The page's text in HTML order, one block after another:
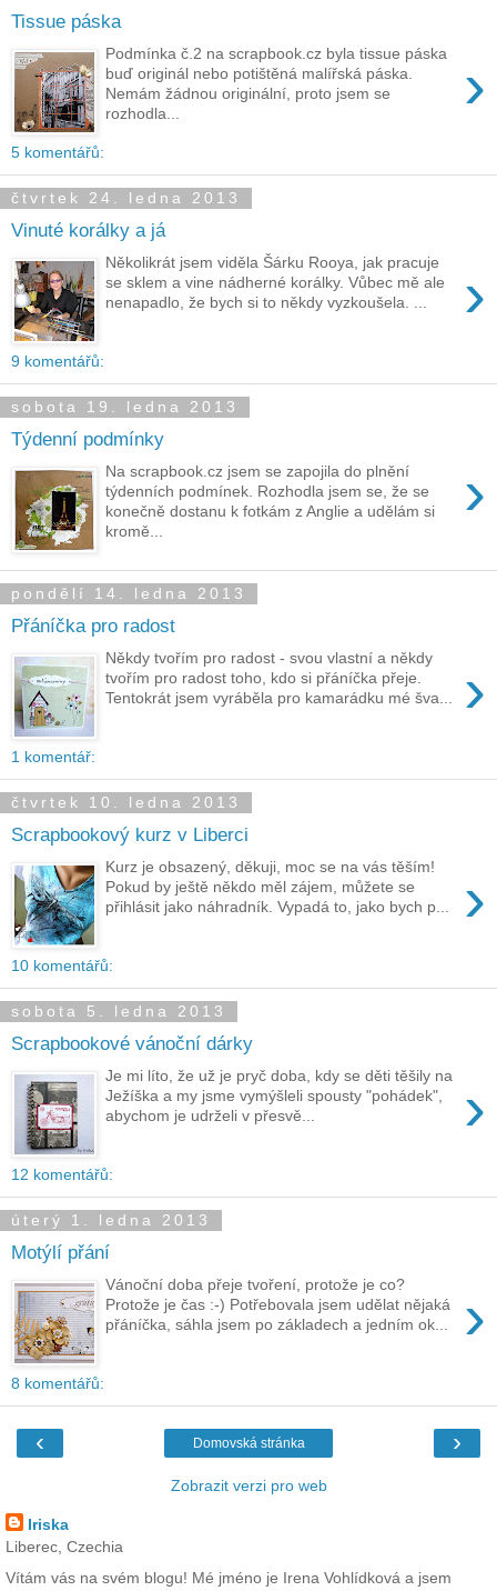
Tissue páska
›
Podmínka č.2 na scrapbook.cz byla tissue páska
buď originál nebo potištěná malířská páska.
Nemám žádnou originální, proto jsem se
rozhodla...
5 komentářů:
čtvrtek 24. ledna 2013
Vinuté korálky a já
›
Několikrát jsem viděla Šárku Rooya, jak pracuje
se sklem a vine nádherné korálky. Vůbec mě ale
nenapadlo, že bych si to někdy vyzkoušela. ...
9 komentářů:
sobota 19. ledna 2013
Týdenní podmínky
›
Na scrapbook.cz jsem se zapojila do plnění
týdenních podmínek. Rozhodla jsem se, že se
konečně dostanu k fotkám z Anglie a udělám si
kromě...
pondělí 14. ledna 2013
Přáníčka pro radost
›
Někdy tvořím pro radost - svou vlastní a někdy
tvořím pro radost toho, kdo si přáníčka přeje.
Tentokrát jsem vyráběla pro kamarádku mé šva...
1 komentář:
čtvrtek 10. ledna 2013
Scrapbookový kurz v Liberci
›
Kurz je obsazený, děkuji, moc se na vás těším!
Pokud by ještě někdo měl zájem, můžete se
přihlásit jako náhradník. Vypadá to, jako bych p...
10 komentářů:
sobota 5. ledna 2013
Scrapbookové vánoční dárky
›
Je mi líto, že už je pryč doba, kdy se děti těšily na
Ježíška a my jsme vymýšleli spousty "pohádek",
abychom je udrželi v přesvě...
12 komentářů:
úterý 1. ledna 2013
Motýlí přání
›
Vánoční doba přeje tvoření, protože je co?
Protože je čas :-) Potřebovala jsem udělat nějaká
přáníčka, sáhla jsem po základech a jedním ok...
8 komentářů:
‹ ›
Domovská stránka
Zobrazit verzi pro web
Iriska
Liberec, Czechia
Vítám vás na svém blogu! Mé jméno je Irena Vohlídková a jsem